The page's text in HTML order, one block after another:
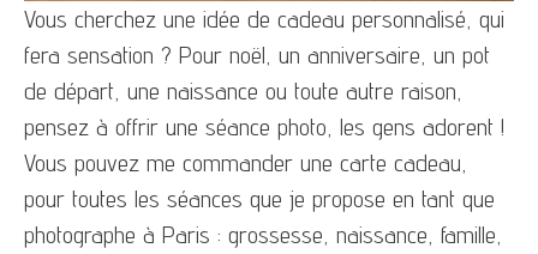
Vous cherchez une idée de cadeau personnalisé, qui
fera sensation ? Pour noël, un anniversaire, un pot
de départ, une naissance ou toute autre raison,
pensez à offrir une séance photo, les gens adorent !
Vous pouvez me commander une carte cadeau,
pour toutes les séances que je propose en tant que
photographe à Paris : grossesse, naissance, famille,